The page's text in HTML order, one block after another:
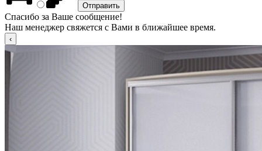
Спасибо за Ваше сообщение!
Наш менеджер свяжется с Вами в ближайшее время.